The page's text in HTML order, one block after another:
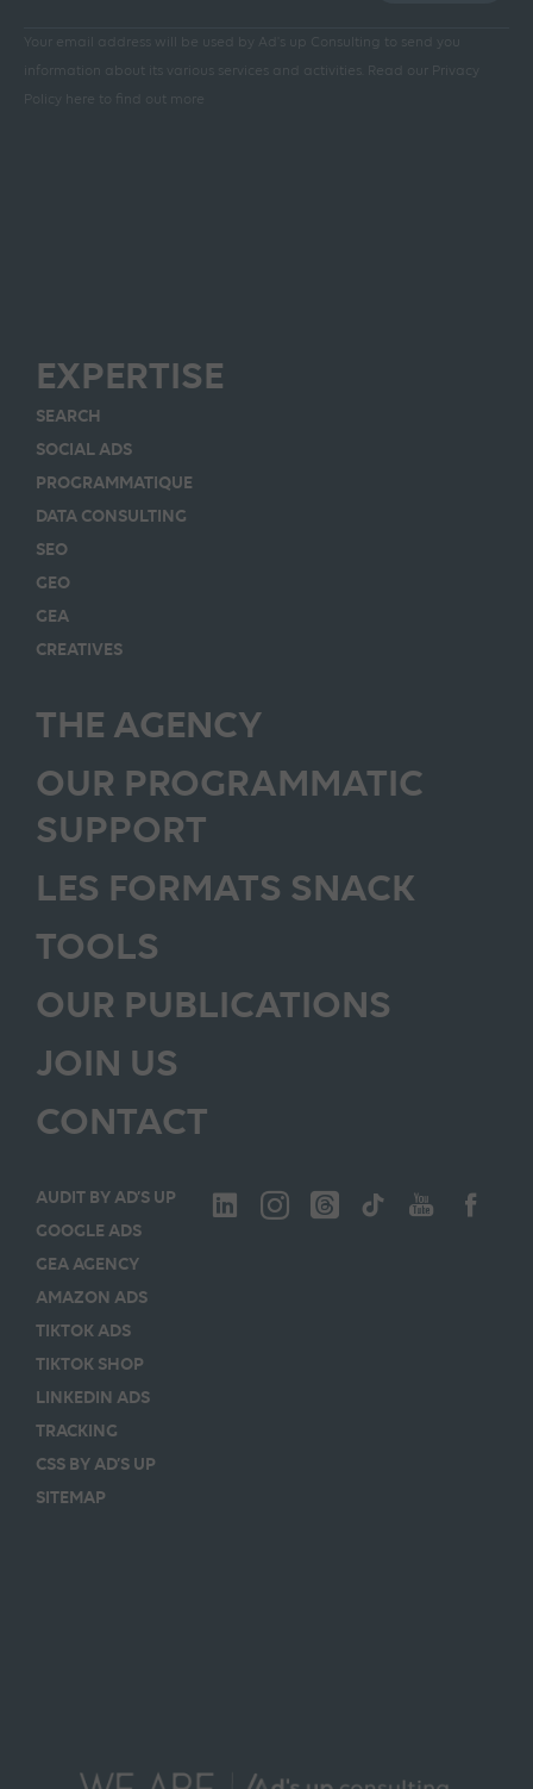
Your email address will be used by Ad's up Consulting to send you
information about its various services and activities.
Read our Privacy
Policy here to find out more
EXPERTISE
SEARCH
SOCIAL ADS
PROGRAMMATIQUE
DATA CONSULTING
SEO
GEO
GEA
CREATIVES
THE AGENCY
OUR PROGRAMMATIC
SUPPORT
LES FORMATS SNACK
TOOLS
OUR PUBLICATIONS
JOIN US
CONTACT
AUDIT BY AD’S UP
GOOGLE ADS
GEA AGENCY
AMAZON ADS
TIKTOK ADS
TIKTOK SHOP
LINKEDIN ADS
TRACKING
CSS BY AD’S UP
SITEMAP